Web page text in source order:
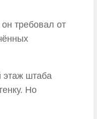
требовал от
этаж штаба
Но